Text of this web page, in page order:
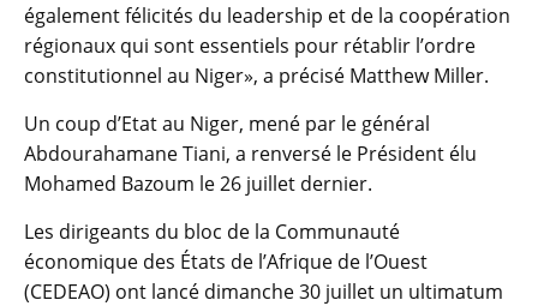
également félicités du leadership et de la coopération
régionaux qui sont essentiels pour rétablir l’ordre
constitutionnel au Niger», a précisé Matthew Miller.
Un coup d’Etat au Niger, mené par le général
Abdourahamane Tiani, a renversé le Président élu
Mohamed Bazoum le 26 juillet dernier.
Les dirigeants du bloc de la Communauté
économique des États de l’Afrique de l’Ouest
(CEDEAO) ont lancé dimanche 30 juillet un ultimatum